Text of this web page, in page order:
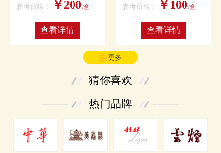
参考价格： ￥200 /盒
查看详情
参考价格： ￥100 /盒
查看详情
更多
猜你喜欢
热门品牌